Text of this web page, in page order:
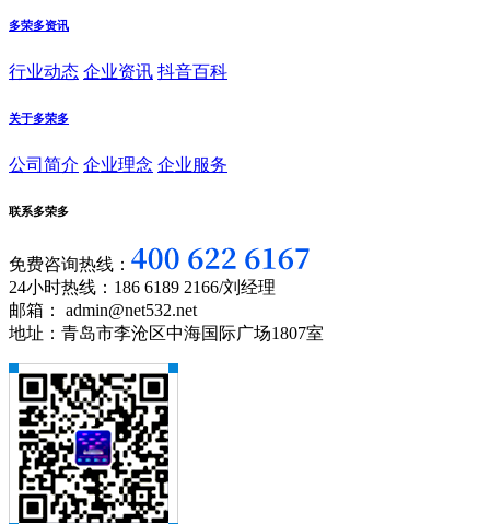
多荣多资讯
行业动态 企业资讯 抖音百科
关于多荣多
公司简介 企业理念 企业服务
联系多荣多
免费咨询热线：
24小时热线：186 6189 2166/刘经理
邮箱： admin@net532.net
地址：青岛市李沧区中海国际广场1807室